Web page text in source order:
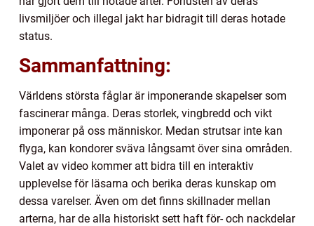
livsmiljöer och illegal jakt har bidragit till deras hotade
status.
Sammanfattning:
Världens största fåglar är imponerande skapelser som
fascinerar många. Deras storlek, vingbredd och vikt
imponerar på oss människor. Medan strutsar inte kan
flyga, kan kondorer sväva långsamt över sina områden.
Valet av video kommer att bidra till en interaktiv
upplevelse för läsarna och berika deras kunskap om
dessa varelser. Även om det finns skillnader mellan
arterna, har de alla historiskt sett haft för- och nackdelar